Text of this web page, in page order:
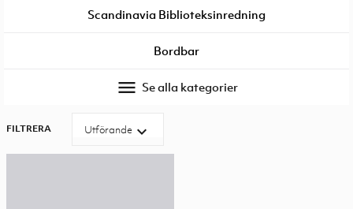
Scandinavia Biblioteksinredning
Bordbar
menu Se alla kategorier
FILTRERA Utförandeexpand_more